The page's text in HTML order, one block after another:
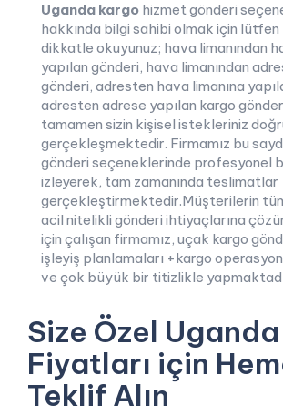
Uganda kargo hizmet gönderi
hakkında bilgi sahibi olmak için lütfen
dikkatle okuyunuz; hava limanından
yapılan gönderi, hava limanından
gönderi, adresten hava limanına
adresten adrese yapılan kargo
tamamen sizin kişisel istekleriniz
gerçekleşmektedir. Firmamız bu
gönderi seçeneklerinde profesyonel
izleyerek, tam zamanında teslimatlar
gerçekleştirmektedir.Müşterilerin
acil nitelikli gönderi ihtiyaçlarına
için çalışan firmamız, uçak kargo
işleyiş planlamaları +kargo
ve çok büyük bir titizlikle
Size Özel
Fiyatları için
Teklif Alın